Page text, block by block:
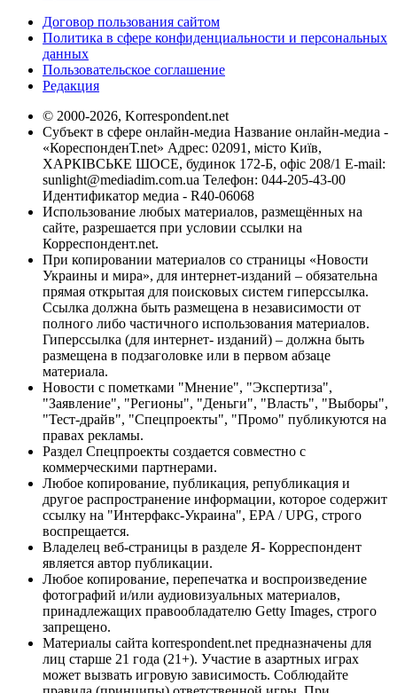
Договор пользования сайтом
Политика в сфере конфиденциальности и персональных
данных
Пользовательское соглашение
Редакция
© 2000-2026, Korrespondent.net
Субъект в сфере онлайн-медиа Название онлайн-медиа -
«КореспонденТ.net» Адрес: 02091, місто Київ,
ХАРКІВСЬКЕ ШОСЕ, будинок 172-Б, офіс 208/1 E-mail:
sunlight@mediadim.com.ua Телефон: 044-205-43-00
Идентификатор медиа - R40-06068
Использование любых материалов, размещённых на
сайте, разрешается при условии ссылки на
Корреспондент.net.
При копировании материалов со страницы «Новости
Украины и мира», для интернет-изданий – обязательна
прямая открытая для поисковых систем гиперссылка.
Ссылка должна быть размещена в независимости от
полного либо частичного использования материалов.
Гиперссылка (для интернет- изданий) – должна быть
размещена в подзаголовке или в первом абзаце
материала.
Новости с пометками "Мнение", "Экспертиза",
"Заявление", "Регионы", "Деньги", "Власть", "Выборы",
"Тест-драйв", "Спецпроекты", "Промо" публикуются на
правах рекламы.
Раздел Спецпроекты создается совместно с
коммерческими партнерами.
Любое копирование, публикация, републикация и
другое распространение информации, которое содержит
ссылку на "Интерфакс-Украина", EPA / UPG, строго
воспрещается.
Владелец веб-страницы в разделе Я- Корреспондент
является автор публикации.
Любое копирование, перепечатка и воспроизведение
фотографий и/или аудиовизуальных материалов,
принадлежащих правообладателю Getty Images, строго
запрещено.
Материалы сайта korrespondent.net предназначены для
лиц старше 21 года (21+). Участие в азартных играх
может вызвать игровую зависимость. Соблюдайте